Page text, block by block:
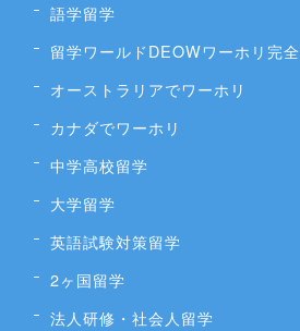
語学留学
留学ワールドDEOWワーホリ完
オーストラリアでワーホリ
カナダでワーホリ
中学高校留学
大学留学
英語試験対策留学
2ヶ国留学
法人研修・社会人留学